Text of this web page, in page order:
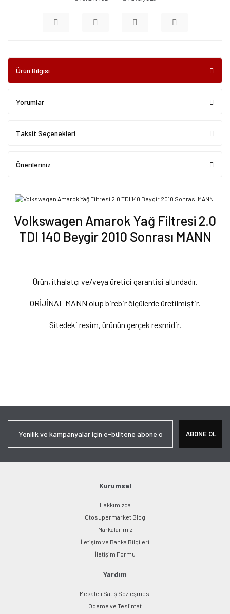
Ürün Bilgisi
Yorumlar
Taksit Seçenekleri
Önerileriniz
Volkswagen Amarok Yağ Filtresi 2.0
TDI 140 Beygir 2010 Sonrası MANN
Ürün, ithalatçı ve/veya üretici garantisi altındadır.
ORİJİNAL MANN olup birebir ölçülerde üretilmiştir.
Sitedeki resim, ürünün gerçek resmidir.
Ürün açıklamasında eksik bilgiler bulunuyor.
Bu ürüne benzer farklı alternatifler olmalı.
Gönder
ABONE OL
Kurumsal
Hakkımızda
Otosupermarket Blog
Markalarımız
İletişim ve Banka Bilgileri
İletişim Formu
Yardım
Mesafeli Satış Sözleşmesi
Ödeme ve Teslimat